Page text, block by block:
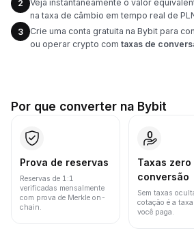
2
Veja instantaneamente o valor
na taxa de câmbio em tempo real de
3
Crie uma conta gratuita na Bybit para
ou operar crypto com taxas de
Por que converter na Bybit
Prova de reservas
Reservas de 1:1
verificadas mensalmente
com prova de Merkle on-
chain.
Taxas zero
conversão
Sem taxas
cotação é a
você paga.